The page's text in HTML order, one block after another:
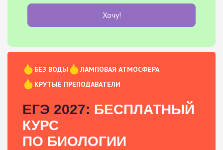
Хочу!
БЕЗ ВОДЫ
ЛАМПОВАЯ АТМОСФЕРА
КРУТЫЕ ПРЕПОДАВАТЕЛИ
ЕГЭ 2027: БЕСПЛАТНЫЙ
КУРС
ПО БИОЛОГИИ